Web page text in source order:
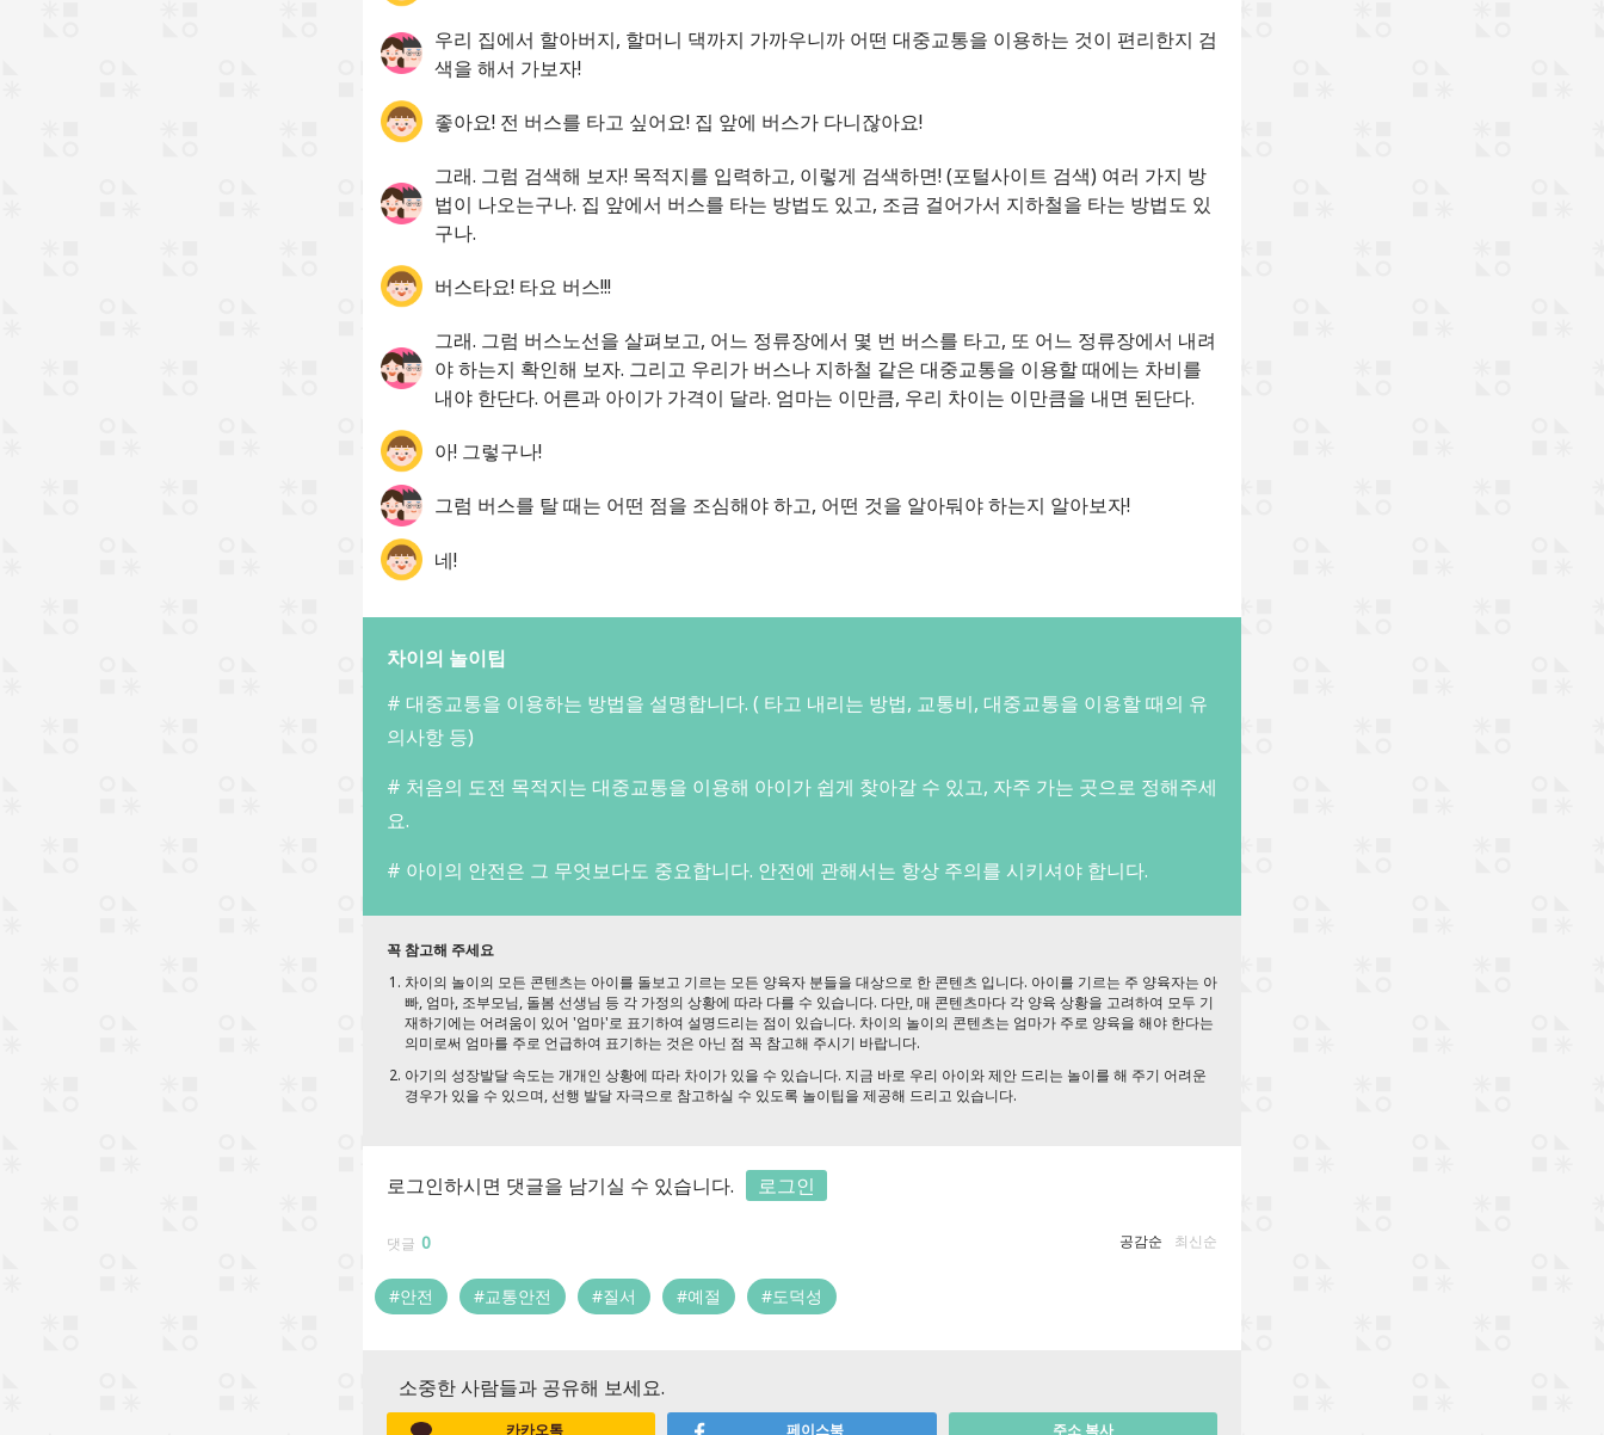
우리 집에서 할아버지, 할머니 댁까지 가까우니까 어떤 대중교통을 이용하는 것이 편리한지 검
색을 해서 가보자!
좋아요! 전 버스를 타고 싶어요! 집 앞에 버스가 다니잖아요!
그래. 그럼 검색해 보자! 목적지를 입력하고, 이렇게 검색하면! (포털사이트 검색) 여러 가지 방
법이 나오는구나. 집 앞에서 버스를 타는 방법도 있고, 조금 걸어가서 지하철을 타는 방법도 있
구나.
버스타요! 타요 버스!!!
그래. 그럼 버스노선을 살펴보고, 어느 정류장에서 몇 번 버스를 타고, 또 어느 정류장에서 내려
야 하는지 확인해 보자. 그리고 우리가 버스나 지하철 같은 대중교통을 이용할 때에는 차비를
내야 한단다. 어른과 아이가 가격이 달라. 엄마는 이만큼, 우리 차이는 이만큼을 내면 된단다.
아! 그렇구나!
그럼 버스를 탈 때는 어떤 점을 조심해야 하고, 어떤 것을 알아둬야 하는지 알아보자!
네!
차이의 놀이팁
# 대중교통을 이용하는 방법을 설명합니다. ( 타고 내리는 방법, 교통비, 대중교통을 이용할 때의 유
의사항 등)
# 처음의 도전 목적지는 대중교통을 이용해 아이가 쉽게 찾아갈 수 있고, 자주 가는 곳으로 정해주세
요.
# 아이의 안전은 그 무엇보다도 중요합니다. 안전에 관해서는 항상 주의를 시키셔야 합니다.
꼭 참고해 주세요
차이의 놀이의 모든 콘텐츠는 아이를 돌보고 기르는 모든 양육자 분들을 대상으로 한 콘텐츠 입니다. 아이를 기르는 주 양육자는 아
빠, 엄마, 조부모님, 돌봄 선생님 등 각 가정의 상황에 따라 다를 수 있습니다. 다만, 매 콘텐츠마다 각 양육 상황을 고려하여 모두 기
재하기에는 어려움이 있어 '엄마'로 표기하여 설명드리는 점이 있습니다. 차이의 놀이의 콘텐츠는 엄마가 주로 양육을 해야 한다는
의미로써 엄마를 주로 언급하여 표기하는 것은 아닌 점 꼭 참고해 주시기 바랍니다.
아기의 성장발달 속도는 개개인 상황에 따라 차이가 있을 수 있습니다. 지금 바로 우리 아이와 제안 드리는 놀이를 해 주기 어려운
경우가 있을 수 있으며, 선행 발달 자극으로 참고하실 수 있도록 놀이팁을 제공해 드리고 있습니다.
로그인하시면 댓글을 남기실 수 있습니다. 로그인
댓글 0 공감순 최신순
#안전 #교통안전 #질서 #예절 #도덕성
소중한 사람들과 공유해 보세요.
카카오톡 페이스북 주소 복사